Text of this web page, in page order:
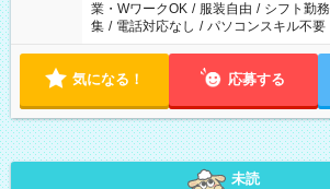
業・WワークOK / 服装自由 / シフト勤務
集 / 電話対応なし / パソコンスキル不要
気になる！ 応募する
未読